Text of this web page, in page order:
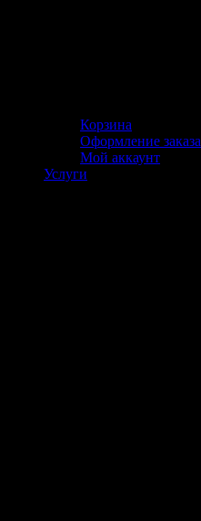
Корзина
Оформление заказа
Мой аккаунт
Услуги